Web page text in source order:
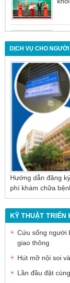
Nội
cho
DỊCH VỤ CHO
Hướng dẫn đăng
phí khám chữa
KỸ THUẬT TRIỂN
Cứu sống người
giao thông
Hút mỡ nội soi
Lần đầu đặt